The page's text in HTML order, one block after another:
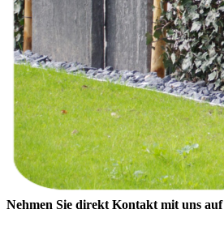
Nehmen Sie direkt Kontakt mit uns auf